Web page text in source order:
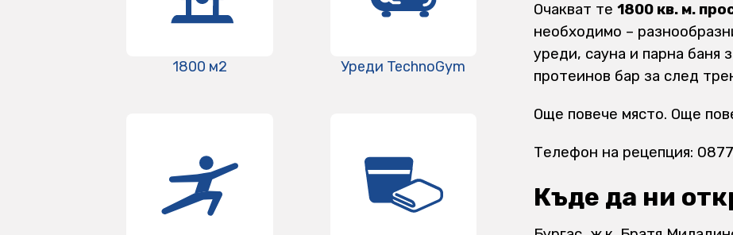
1800 м2 Уреди TechnoGym
Очакват те 1800 кв. м.
необходимо –
уреди, сауна и парна баня
протеинов бар за след
Още повече място. Още
Телефон на рецепция:
Къде да ни